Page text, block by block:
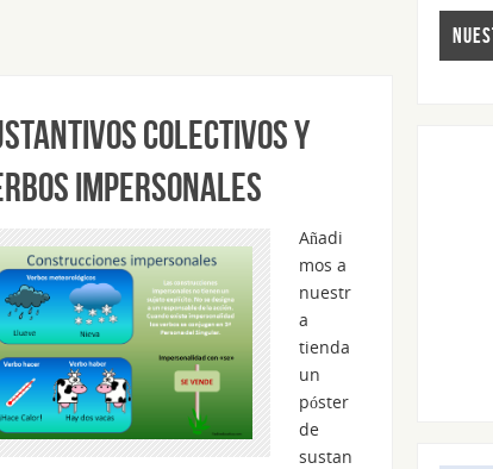
colectivos y
impersonales
Añadi
mos a
nuestr
a
tienda
un
póster
de
sustan